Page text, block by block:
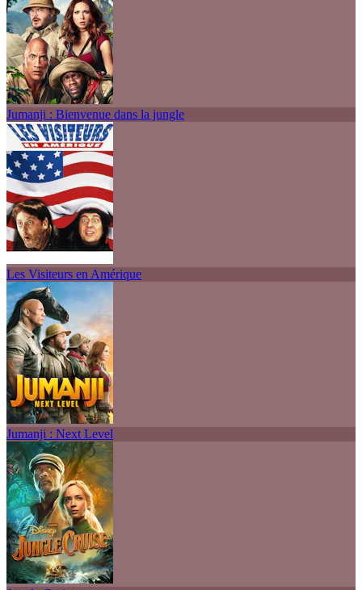
Jumanji : Bienvenue dans la jungle
Les Visiteurs en Amérique
Jumanji : Next Level